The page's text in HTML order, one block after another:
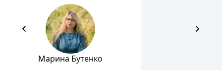
Марина Бутенко